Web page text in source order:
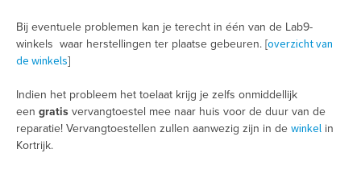
Bij eventuele problemen kan je terecht in één van de Lab9-
winkels waar herstellingen ter plaatse gebeuren. [overzicht van
de winkels]
Indien het probleem het toelaat krijg je zelfs onmiddellijk
een gratis vervangtoestel mee naar huis voor de duur van de
reparatie! Vervangtoestellen zullen aanwezig zijn in de winkel in
Kortrijk.